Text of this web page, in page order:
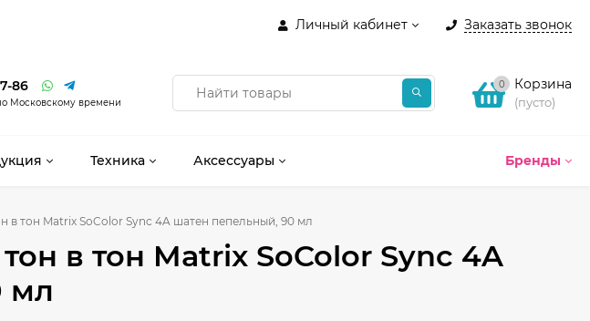
Личный кабинет Заказать звонок
86
Московскому времени
0 Корзина
(пусто)
Бренды
Техника Аксессуары
в тон Matrix SoColor Sync 4A шатен пепельный, 90 мл
в тон Matrix SoColor Sync 4A
мл